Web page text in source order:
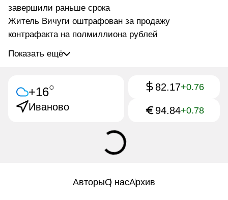
завершили раньше срока
Житель Вичуги оштрафован за продажу
контрафакта на полмиллиона рублей
Показать ещё
+16○
Иваново
82.17+0.76
94.84+0.78
АвторыО насАрхив